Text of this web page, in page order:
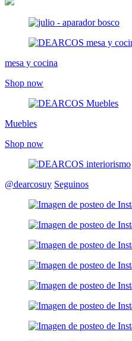
mesa y cocina
Shop now
Muebles
Shop now
@dearcosuy Seguinos